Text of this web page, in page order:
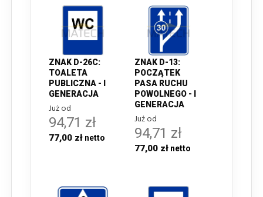
ZNAK D-26C:
TOALETA
PUBLICZNA - I
GENERACJA
Już od
94,71 zł
77,00 zł
ZNAK D-13:
POCZĄTEK
PASA RUCHU
POWOLNEGO - I
GENERACJA
Już od
94,71 zł
77,00 zł